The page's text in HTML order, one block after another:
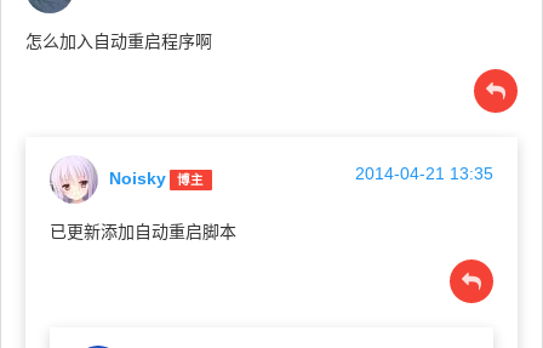
怎么加入自动重启程序啊
Noisky 博主 2014-04-21 13:35
已更新添加自动重启脚本